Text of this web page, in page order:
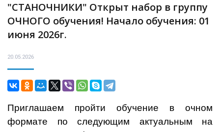
"СТАНОЧНИКИ" Открыт набор в группу
ОЧНОГО обучения! Начало обучения: 01
июня 2026г.
20.05.2026
Приглашаем пройти обучение в очном
формате по следующим актуальным на